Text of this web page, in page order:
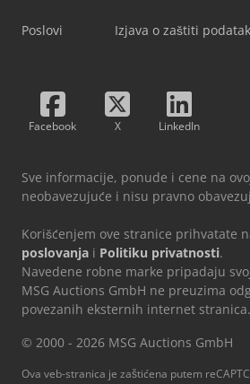
Poslovi Izjava o zaštiti
Facebook X LinkedIn
Sve informacije, ponude i cene na
neobavezujuće i nisu pravno
Korišćenjem ove stranice prihvatate
poslovanja i Politiku privatnosti.
Navedene robne marke pripadaju
MSG Auctions GmbH ne preuzima
povezanih eksternih internet stranica.
© 2000 - 2026 MSG Auctions GmbH
Ova veb-stranica je zaštićena putem